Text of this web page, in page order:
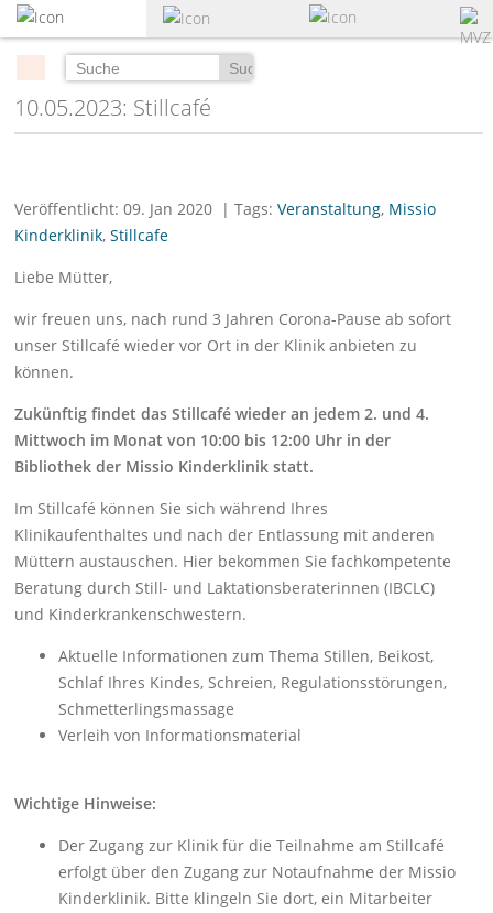
zum
Hauptinhalt
Suchen
10.05.2023: Stillcafé
Veröffentlicht: 09. Jan 2020 | Tags:Veranstaltung, Missio
Kinderklinik,Stillcafe
Liebe Mütter,
wir freuen uns, nach rund 3 Jahren Corona-Pause ab sofort
unser Stillcafé wieder vor Ort in der Klinik anbieten zu
können.
Zukünftig findet das Stillcafé wieder an jedem 2. und 4.
Mittwoch im Monat von 10:00 bis 12:00 Uhr in der
Bibliothek der Missio Kinderklinik statt.
Im Stillcafé können Sie sich während Ihres
Klinikaufenthaltes und nach der Entlassung mit anderen
Müttern austauschen. Hier bekommen Sie fachkompetente
Beratung durch Still- und Laktationsberaterinnen (IBCLC)
und Kinderkrankenschwestern.
Aktuelle Informationen zum Thema Stillen, Beikost,
Schlaf Ihres Kindes, Schreien, Regulationsstörungen,
Schmetterlingsmassage
Verleih von Informationsmaterial
Wichtige Hinweise:
Der Zugang zur Klinik für die Teilnahme am Stillcafé
erfolgt über den Zugang zur Notaufnahme der Missio
Kinderklinik. Bitte klingeln Sie dort, ein Mitarbeiter